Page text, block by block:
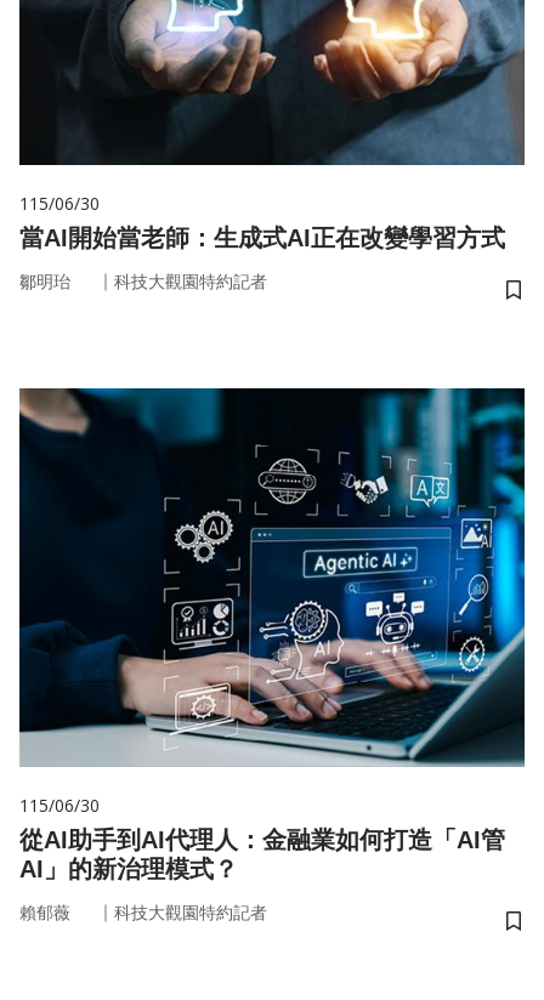
115/06/30
當AI開始當老師：生成式AI正在改變學習方式
鄒明珆 ｜ 科技大觀園特約記者
儲
115/06/30
從AI助手到AI代理人：金融業如何打造「AI管
AI」的新治理模式？
賴郁薇 ｜ 科技大觀園特約記者
儲